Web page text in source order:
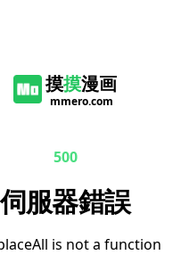
摸摸漫画
mmero.com
500
伺服器錯誤
is not a function